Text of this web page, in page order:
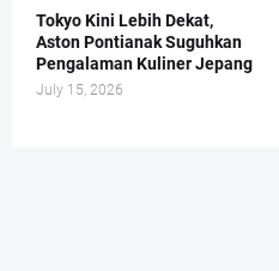
Tokyo Kini Lebih Dekat,
Aston Pontianak Suguhkan
Pengalaman Kuliner Jepang
July 15, 2026